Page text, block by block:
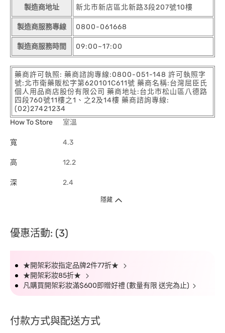
製造商地址 新北市新店區北新路3段207號10樓
製造商服務專線 0800-061668
製造商服務時間 09:00~17:00
藥商許可執照: 藥商諮詢專線:0800-051-148 許可執照字
號:北市衛藥販松字第620101C611號 藥商名稱:台灣屈臣氏
個人用品商店股份有限公司 藥商地址:台北市松山區八德路
四段760號11樓之1、之2及14樓 藥商諮詢專線:
(02)27421234
How To Store
室溫
寬 4.3
高 12.2
深 2.4
隱藏
優惠活動: (3)
★開架彩妝指定品牌2件77折★
★開架彩妝85折★
凡購買開架彩妝滿$600即贈好禮 (數量有限 送完為止)
付款方式與配送方式